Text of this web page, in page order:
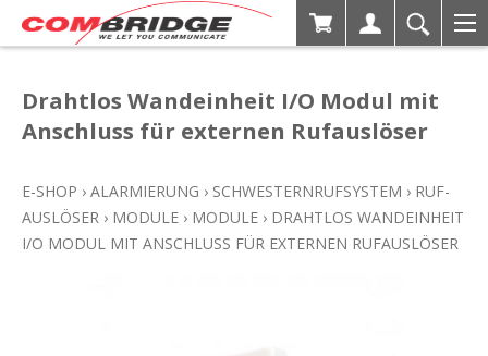
Drahtlos Wandeinheit I/O Modul mit
Anschluss für externen Rufauslöser
E-SHOP › ALARMIERUNG › SCHWESTERNRUFSYSTEM › RUF-
AUSLÖSER › MODULE › MODULE › DRAHTLOS WANDEINHEIT
I/O MODUL MIT ANSCHLUSS FÜR EXTERNEN RUFAUSLÖSER